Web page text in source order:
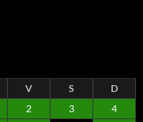
V S
D
2 3
4